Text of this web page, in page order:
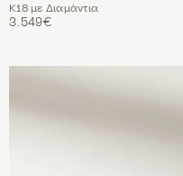
Κ18 με Διαμάντια
3.549€